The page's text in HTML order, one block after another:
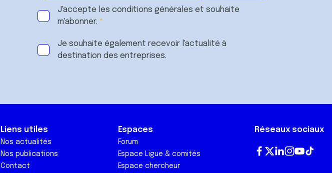
J'accepte les conditions générales et souhaite
m'abonner.
Je souhaite également recevoir l'actualité à
destination des entreprises.
Liens utiles
Nos actualités
Nos publications
Contact
Espaces
Forum
Espace Ligue & comités
Espace chercheur
Réseaux sociaux